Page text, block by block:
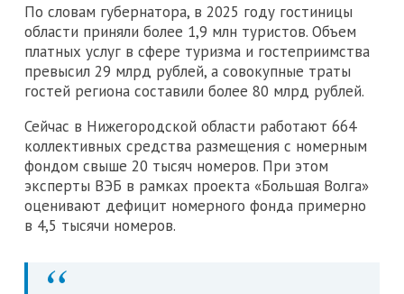
По словам губернатора, в 2025 году гостиницы
области приняли более 1,9 млн туристов. Объем
платных услуг в сфере туризма и гостеприимства
превысил 29 млрд рублей, а совокупные траты
гостей региона составили более 80 млрд рублей.
Сейчас в Нижегородской области работают 664
коллективных средства размещения с номерным
фондом свыше 20 тысяч номеров. При этом
эксперты ВЭБ в рамках проекта «Большая Волга»
оценивают дефицит номерного фонда примерно
в 4,5 тысячи номеров.